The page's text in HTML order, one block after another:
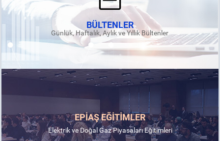
BÜLTENLER
Günlük, Haftalık, Aylık ve Yıllık Bültenler
EPİAŞ EĞİTİMLER
Elektrik ve Doğal Gaz Piyasaları Eğitimleri